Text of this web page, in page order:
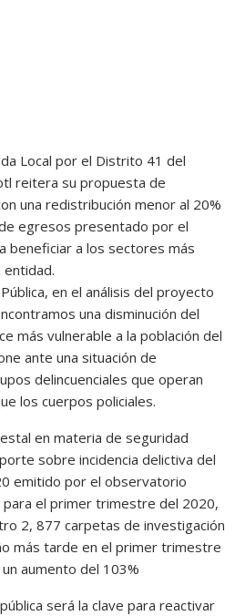
Local por el Distrito 41 del
reitera su propuesta de
una redistribución menor al 20%
egresos presentado por el
beneficiar a los sectores más
en el análisis del proyecto
una disminución del
más vulnerable a la población del
ante una situación de
delincuenciales que operan
los cuerpos policiales.
en materia de seguridad
sobre incidencia delictiva del
emitido por el observatorio
para el primer trimestre del 2020,
2, 877 carpetas de investigación
más tarde en el primer trimestre
aumento del 103%
será la clave para reactivar